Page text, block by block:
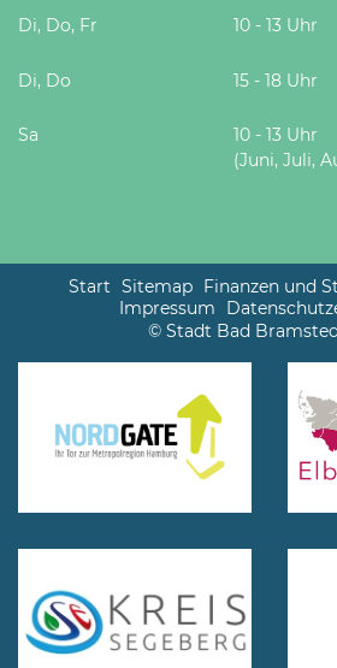
Di, Do, Fr 10 - 13 Uhr
Di, Do 15 - 18 Uhr
Sa
10 - 13 Uhr
(Juni, Juli,
Start Sitemap Finanzen und
Impressum
© Stadt Bad